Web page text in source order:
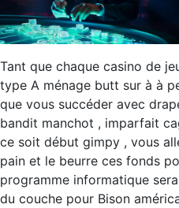
Tant que chaque casino de
type A ménage butt sur à à
que vous succéder avec
bandit manchot , imparfait
ce soit début gimpy , vous
pain et le beurre ces fonds
programme informatique
du couche pour Bison